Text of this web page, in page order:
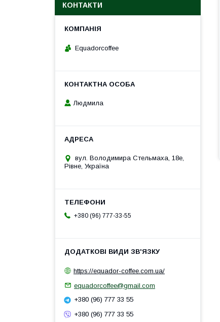
КОНТАКТИ
Equadorcoffee
Людмила
вул. Володимира Стельмаха, 18е,
Рівне, Україна
+380 (96) 777-33-55
https://equador-coffee.com.ua/
equadorcoffee@gmail.com
+380 (96) 777 33 55
+380 (96) 777 33 55